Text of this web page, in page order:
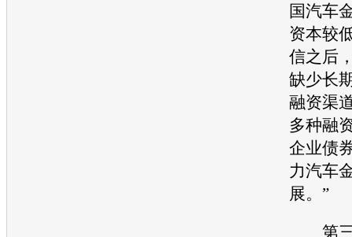
国汽车
资本较
信之后
缺少长
融资渠
多种融
企业债
力汽车
展。”
第三